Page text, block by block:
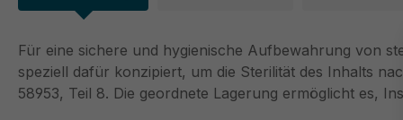
Für eine sichere und hygienische Aufbewahrung von
speziell dafür konzipiert, um die Sterilität des Inhalts
58953, Teil 8. Die geordnete Lagerung ermöglicht es,